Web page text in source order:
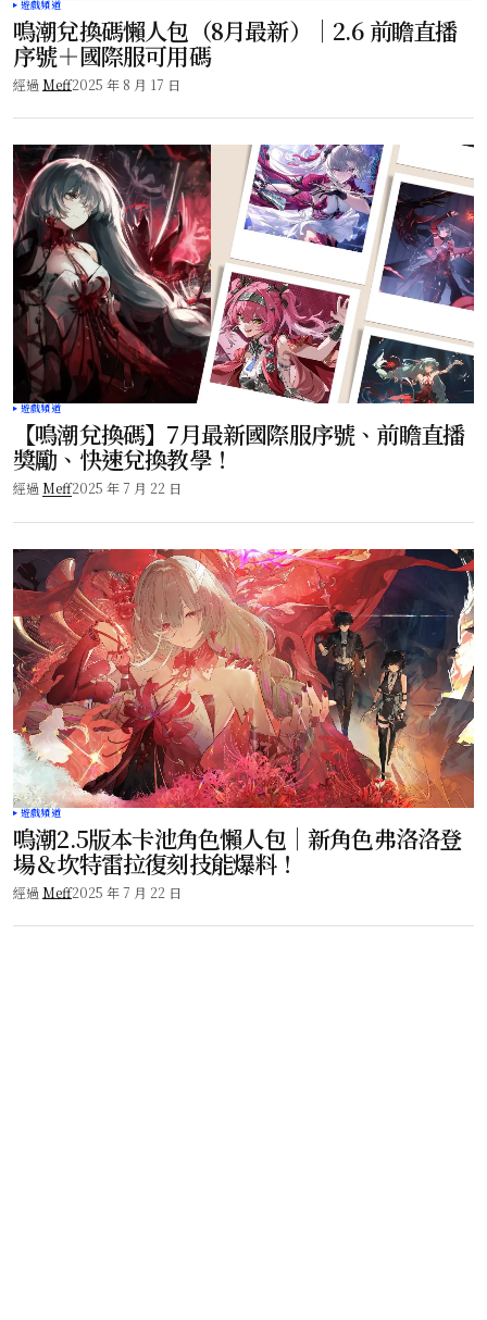
遊戲頻道
鳴潮兌換碼懶人包（8月最新）｜2.6 前瞻直播
序號＋國際服可用碼
經過 Meff2025 年 8 月 17 日
遊戲頻道
【鳴潮兌換碼】7月最新國際服序號、前瞻直播
獎勵、快速兌換教學！
經過 Meff2025 年 7 月 22 日
遊戲頻道
鳴潮2.5版本卡池角色懶人包｜新角色弗洛洛登
場＆坎特雷拉復刻技能爆料！
經過 Meff2025 年 7 月 22 日